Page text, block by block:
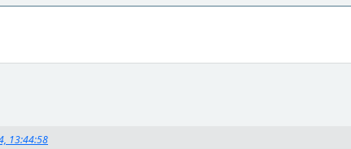
13:44:58